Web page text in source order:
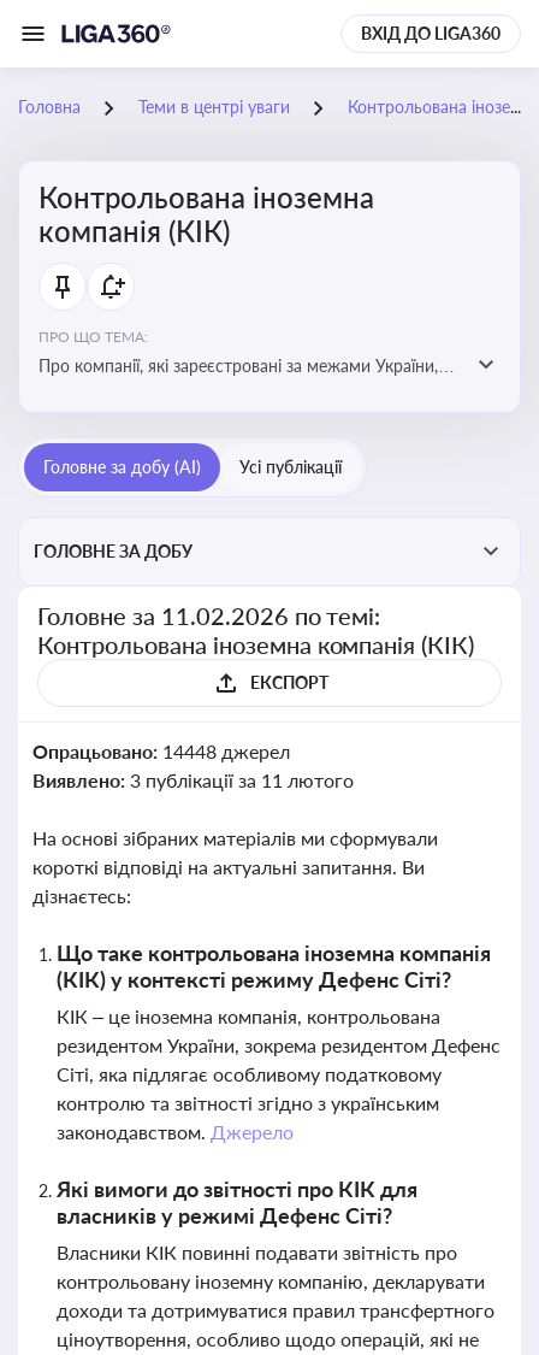
ВХІД ДО LIGA360
Головна Теми в центрі уваги Контрольована іноземна компанія (КІК)
Контрольована іноземна
компанія (КІК)
ПРО ЩО ТЕМА:
Про компанії, які зареєстровані за межами України,
органами України щодо своїх доходів і витрат
Головне за добу (AI) Усі публікації
ГОЛОВНЕ ЗА ДОБУ
Головне за 11.02.2026 по темі:
Контрольована іноземна компанія (КІК)
ЕКСПОРТ
Опрацьовано: 14448 джерел
Виявлено: 3 публікації за 11 лютого
На основі зібраних матеріалів ми сформували
короткі відповіді на актуальні запитання. Ви
дізнаєтесь:
Що таке контрольована іноземна компанія
(КІК) у контексті режиму Дефенс Сіті?
КІК – це іноземна компанія, контрольована
резидентом України, зокрема резидентом Дефенс
Сіті, яка підлягає особливому податковому
контролю та звітності згідно з українським
законодавством. Джерело
Які вимоги до звітності про КІК для
власників у режимі Дефенс Сіті?
Власники КІК повинні подавати звітність про
контрольовану іноземну компанію, декларувати
доходи та дотримуватися правил трансфертного
ціноутворення, особливо щодо операцій, які не